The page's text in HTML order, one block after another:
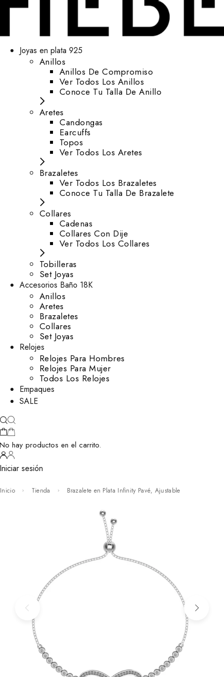
Joyas en plata 925
Anillos
Anillos De Compromiso
Ver Todos Los Anillos
Conoce Tu Talla De Anillo
Aretes
⁠Candongas
Earcuffs
Topos
Ver Todos Los Aretes
Brazaletes
Ver Todos Los Brazaletes
Conoce Tu Talla De Brazalete
Collares
Cadenas
Collares Con Dije
Ver Todos Los Collares
Tobilleras
Set Joyas
Accesorios Baño 18K
Anillos
Aretes
Brazaletes
Collares
Set Joyas
Relojes
Relojes Para Hombres
Relojes Para Mujer
Todos Los Relojes
Empaques
SALE
hay productos en el carrito.
sesión
Inicio Tienda Brazalete en Plata Infinity Pavé, Ajustable